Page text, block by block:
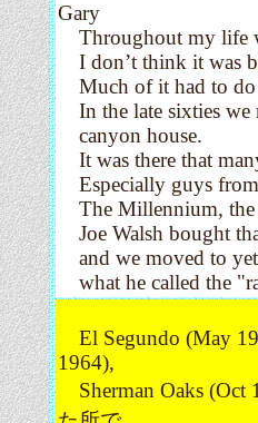
Gary
Throughout my life
I don’t think it was
Much of it had to do
In the late sixties we
canyon house.
It was there that
Especially guys from
The Millennium, the
Joe Walsh bought
and we moved to
what he called the
El Segundo (May
1964),
Sherman Oaks